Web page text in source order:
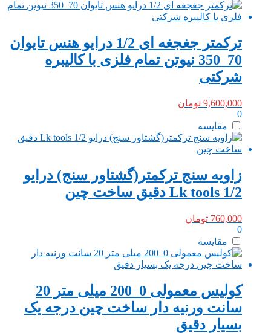
ترکمتر جغجغه ای 1/2 درایو هنس تایوان
70_350 نیوتن تمام فلزی با کالیبره
شرکتی
9,600,000 تومان
0
مقایسه
زاویه سنج ترکمتر(گشتاور سنج) درایو
1/2 Lk tools دقیق ساخت چین
760,000 تومان
0
مقایسه
کولیس معمولی 0_200 میلی متر 20
سانت ورنیه دار ساخت چین درجه یک
بسیار دقیق